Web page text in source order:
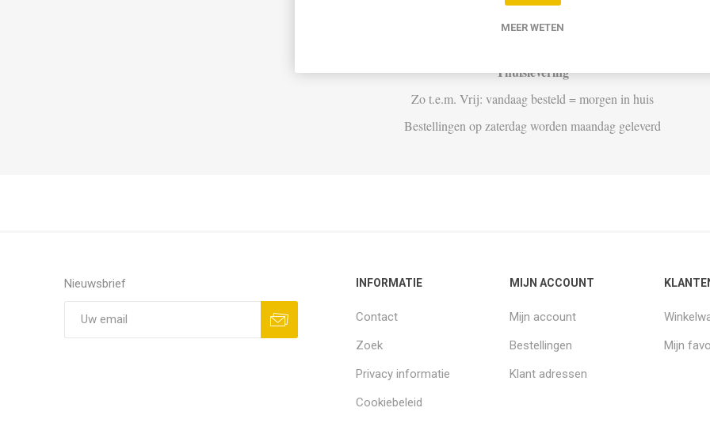
Thuislevering
Zo t.e.m. Vrij: vandaag besteld = morgen in huis
Bestellingen op zaterdag worden maandag geleverd
Nieuwsbrief INFORMATIE
Contact
Zoek
Privacy informatie
Cookiebeleid
MIJN ACCOUNT
Mijn account
Bestellingen
Klant adressen
Mijn
MEER WETEN